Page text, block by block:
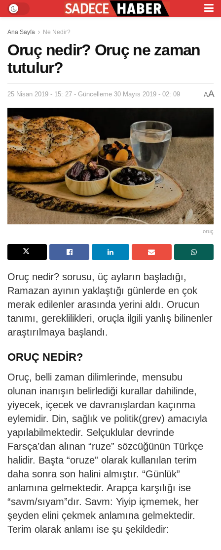
Ana Sayfa Ne Nedir?
Oruç nedir? Oruç ne zaman
tutulur?
25 Nisan 2019 - 15: 27 - Güncelleme 30 Mayıs 2019 - 02: 09 AA
oruç
Oruç nedir? sorusu, üç ayların başladığı,
Ramazan ayının yaklaştığı günlerde en çok
merak edilenler arasında yerini aldı. Orucun
tanımı, gereklilikleri, oruçla ilgili yanlış bilinenler
araştırılmaya başlandı.
ORUÇ NEDİR?
Oruç, belli zaman dilimlerinde, mensubu
olunan inanışın belirlediği kurallar dahilinde,
yiyecek, içecek ve davranışlardan kaçınma
eylemidir. Din, sağlık ve politik(grev) amacıyla
yapılabilmektedir. Selçuklular devrinde
Farsça’dan alınan “ruze” sözcüğünün Türkçe
halidir. Başta “oruze” olarak kullanılan terim
daha sonra son halini almıştır. “Günlük”
anlamına gelmektedir. Arapça karşılığı ise
“savm/sıyam”dır. Savm: Yiyip içmemek, her
şeyden elini çekmek anlamına gelmektedir.
Terim olarak anlamı ise şu şekildedir: